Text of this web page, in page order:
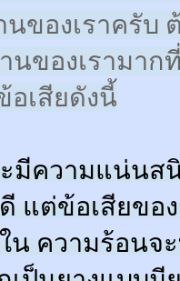
ของเราครับ
นของเรามา
เสียดังนี้
มีความแน่นส
แต่ข้อเสียขอ
น ความร้อนจ